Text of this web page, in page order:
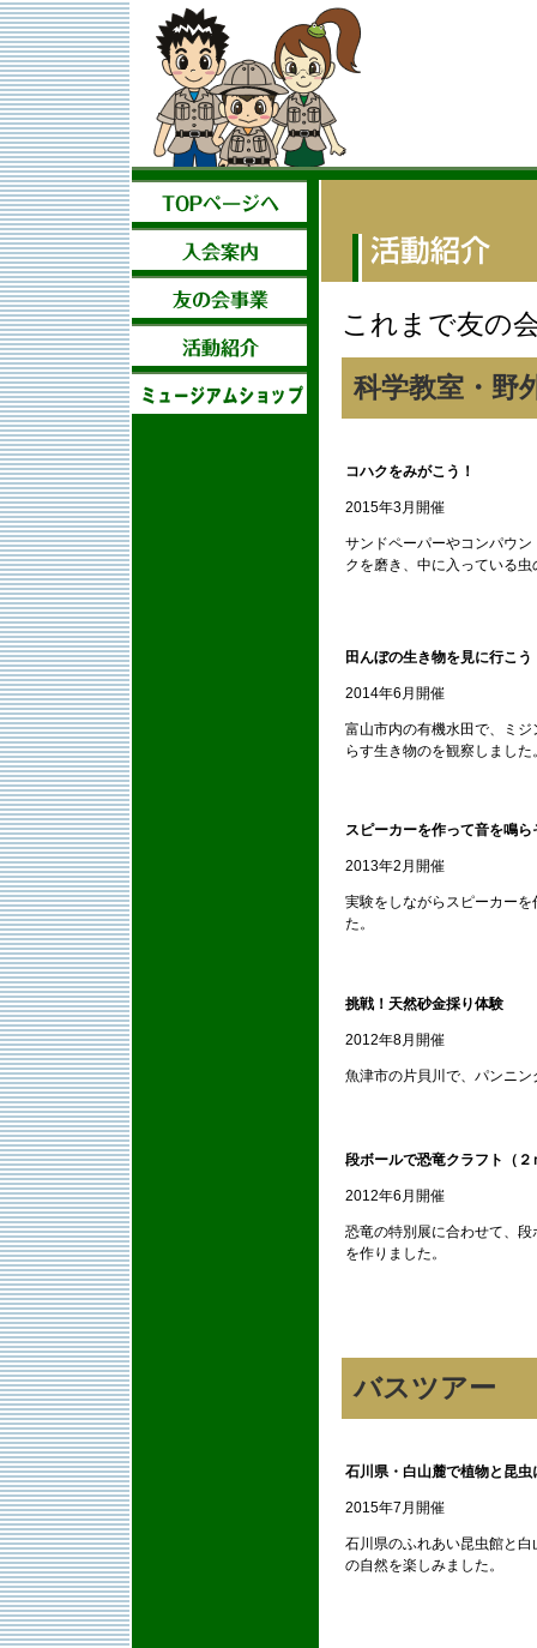
これまで友の
科学教室・野
コハクをみがこう！
2015年3月開催
サンドペーパーやコンパウ
クを磨き、中に入っている
田んぼの生き物を見に行こう
2014年6月開催
富山市内の有機水田で、ミ
らす生き物のを観察しました
スピーカーを作って音を鳴ら
2013年2月開催
実験をしながらスピーカー
た。
挑戦！天然砂金採り体験
2012年8月開催
魚津市の片貝川で、パンニ
段ボールで恐竜クラフト（
2012年6月開催
恐竜の特別展に合わせて、
を作りました。
バスツアー
石川県・白山麓で植物と昆虫
2015年7月開催
石川県のふれあい昆虫館と
の自然を楽しみました。